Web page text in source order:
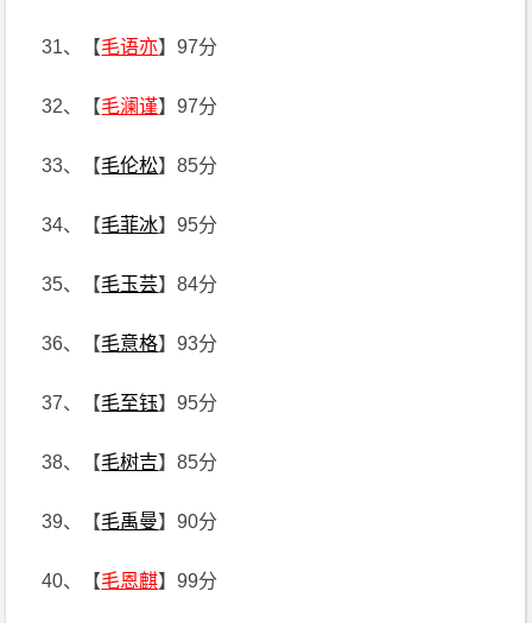
31、【毛语亦】97分
32、【毛澜谨】97分
33、【毛伦松】85分
34、【毛菲冰】95分
35、【毛玉芸】84分
36、【毛意格】93分
37、【毛至钰】95分
38、【毛树吉】85分
39、【毛禹曼】90分
40、【毛恩麒】99分